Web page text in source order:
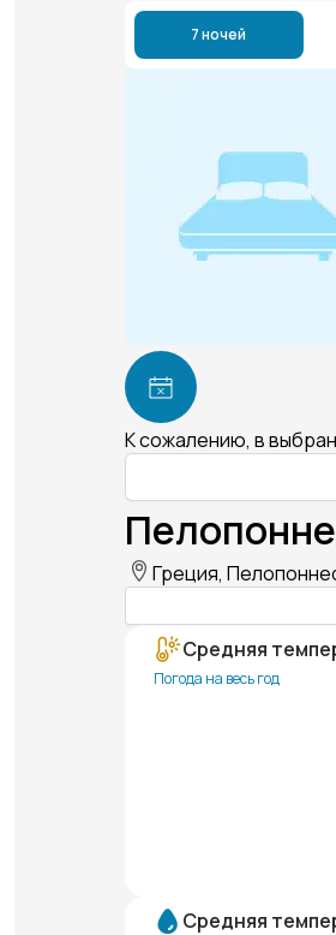
7 ночей
К сожалению, в
Греция,
Средняя
Погода на весь год
Средняя